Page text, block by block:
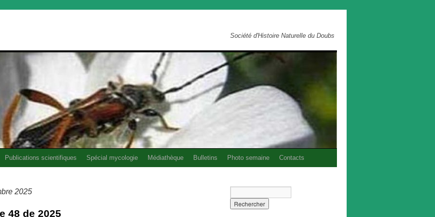
Société d'Histoire Naturelle du Doubs
Publications scientifiques Spécial mycologie Médiathèque Bulletins Photo semaine Contacts
2025
48 de 2025